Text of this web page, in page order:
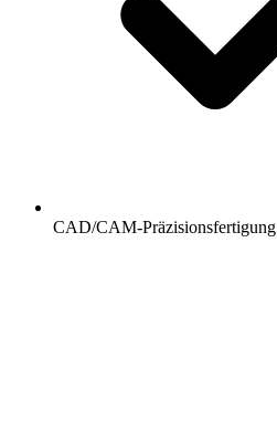
CAD/CAM-Präzisionsfertigung